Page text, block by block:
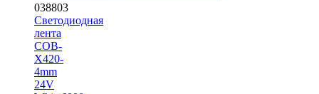
038803
Светодиодная
лента
COB-
X420-
4mm
24V